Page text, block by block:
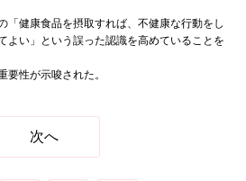
健康食品を摂取すれば、不健康な行動をし
よい」という誤った認識を高めていることを
性が示唆された。
次へ